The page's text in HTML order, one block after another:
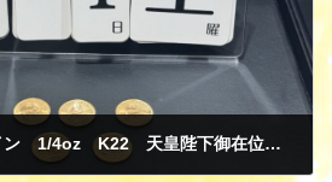
クルーガーランドコイン 1/4oz K22 天皇陛下御在位60年記念10万円金貨 K24 純金 買取